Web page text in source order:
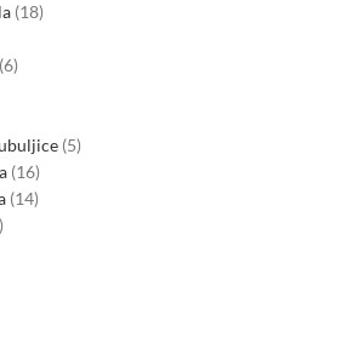
18
6
5
16
14